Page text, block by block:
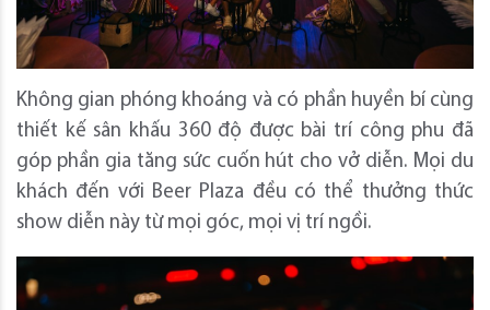
Không gian phóng khoáng và có phần huyền bí cùng
thiết kế sân khấu 360 độ được bài trí công phu đã
góp phần gia tăng sức cuốn hút cho vở diễn. Mọi du
khách đến với Beer Plaza đều có thể thưởng thức
show diễn này từ mọi góc, mọi vị trí ngồi.